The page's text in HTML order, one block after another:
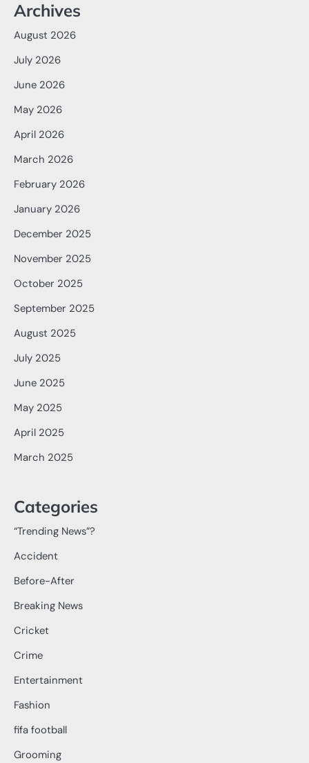
Archives
August 2026
July 2026
June 2026
May 2026
April 2026
March 2026
February 2026
January 2026
December 2025
November 2025
October 2025
September 2025
August 2025
July 2025
June 2025
May 2025
April 2025
March 2025
Categories
“Trending News”?
Accident
Before-After
Breaking News
Cricket
Crime
Entertainment
Fashion
fifa football
Grooming